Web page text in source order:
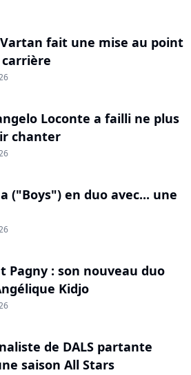
fait une mise au point
Loconte a failli ne plus
chanter
("Boys") en duo avec... une
Pagny : son nouveau duo
Kidjo
de DALS partante
saison All Stars